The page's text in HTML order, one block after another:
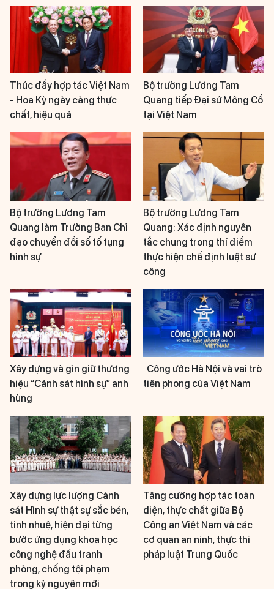
Thúc đẩy hợp tác Việt Nam
- Hoa Kỳ ngày càng thực
chất, hiệu quả
Bộ trưởng Lương Tam
Quang tiếp Đại sứ Mông Cổ
tại Việt Nam
Bộ trưởng Lương Tam
Quang làm Trưởng Ban Chỉ
đạo chuyển đổi số tố tụng
hình sự
Bộ trưởng Lương Tam
Quang: Xác định nguyên
tắc chung trong thí điểm
thực hiện chế định luật sư
công
Xây dựng và gìn giữ thương
hiệu “Cảnh sát hình sự” anh
hùng
Công ước Hà Nội và vai trò
tiên phong của Việt Nam
Xây dựng lực lượng Cảnh
sát Hình sự thật sự sắc bén,
tinh nhuệ, hiện đại từng
bước ứng dụng khoa học
công nghệ đấu tranh
phòng, chống tội phạm
trong kỷ nguyên mới
Tăng cường hợp tác toàn
diện, thực chất giữa Bộ
Công an Việt Nam và các
cơ quan an ninh, thực thi
pháp luật Trung Quốc